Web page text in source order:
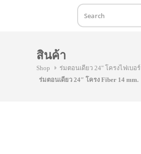
สินค้า
Shop
ร่มตอนเดียว 24" โครงไฟเบอร์
ร่มตอนเดียว 24″ โครง Fiber 14 mm.